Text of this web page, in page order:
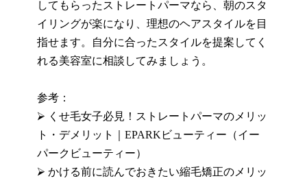
してもらったストレートパーマなら、朝のスタ
イリングが楽になり、理想のヘアスタイルを目
指せます。自分に合ったスタイルを提案してく
れる美容室に相談してみましょう。
参考：
⮚ くせ毛女子必見！ストレートパーマのメリッ
ト・デメリット｜ EPARK ビューティー（イー
パークビューティー）
⮚ かける前に読んでおきたい縮毛矯正のメリッ